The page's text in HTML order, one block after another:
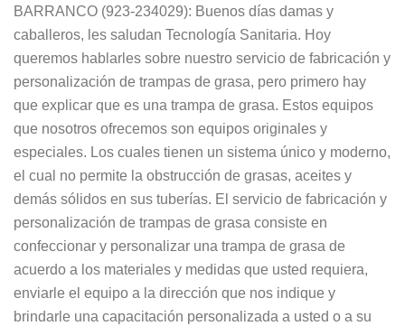
BARRANCO (923-234029): Buenos días damas y
caballeros, les saludan Tecnología Sanitaria. Hoy
queremos hablarles sobre nuestro servicio de fabricación y
personalización de trampas de grasa, pero primero hay
que explicar que es una trampa de grasa. Estos equipos
que nosotros ofrecemos son equipos originales y
especiales. Los cuales tienen un sistema único y moderno,
el cual no permite la obstrucción de grasas, aceites y
demás sólidos en sus tuberías. El servicio de fabricación y
personalización de trampas de grasa consiste en
confeccionar y personalizar una trampa de grasa de
acuerdo a los materiales y medidas que usted requiera,
enviarle el equipo a la dirección que nos indique y
brindarle una capacitación personalizada a usted o a su